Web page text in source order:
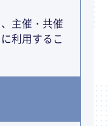
主催・共催
利用するこ